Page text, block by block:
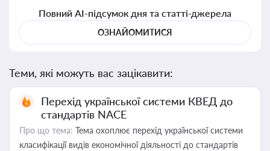
Повний AI-підсумок дня та статті-джерела
ОЗНАЙОМИТИСЯ
Теми, які можуть вас зацікавити:
Перехід української системи КВЕД до
стандартів NACE
Про що тема: Тема охоплює перехід української системи
класифікації видів економічної діяльності до стандартів